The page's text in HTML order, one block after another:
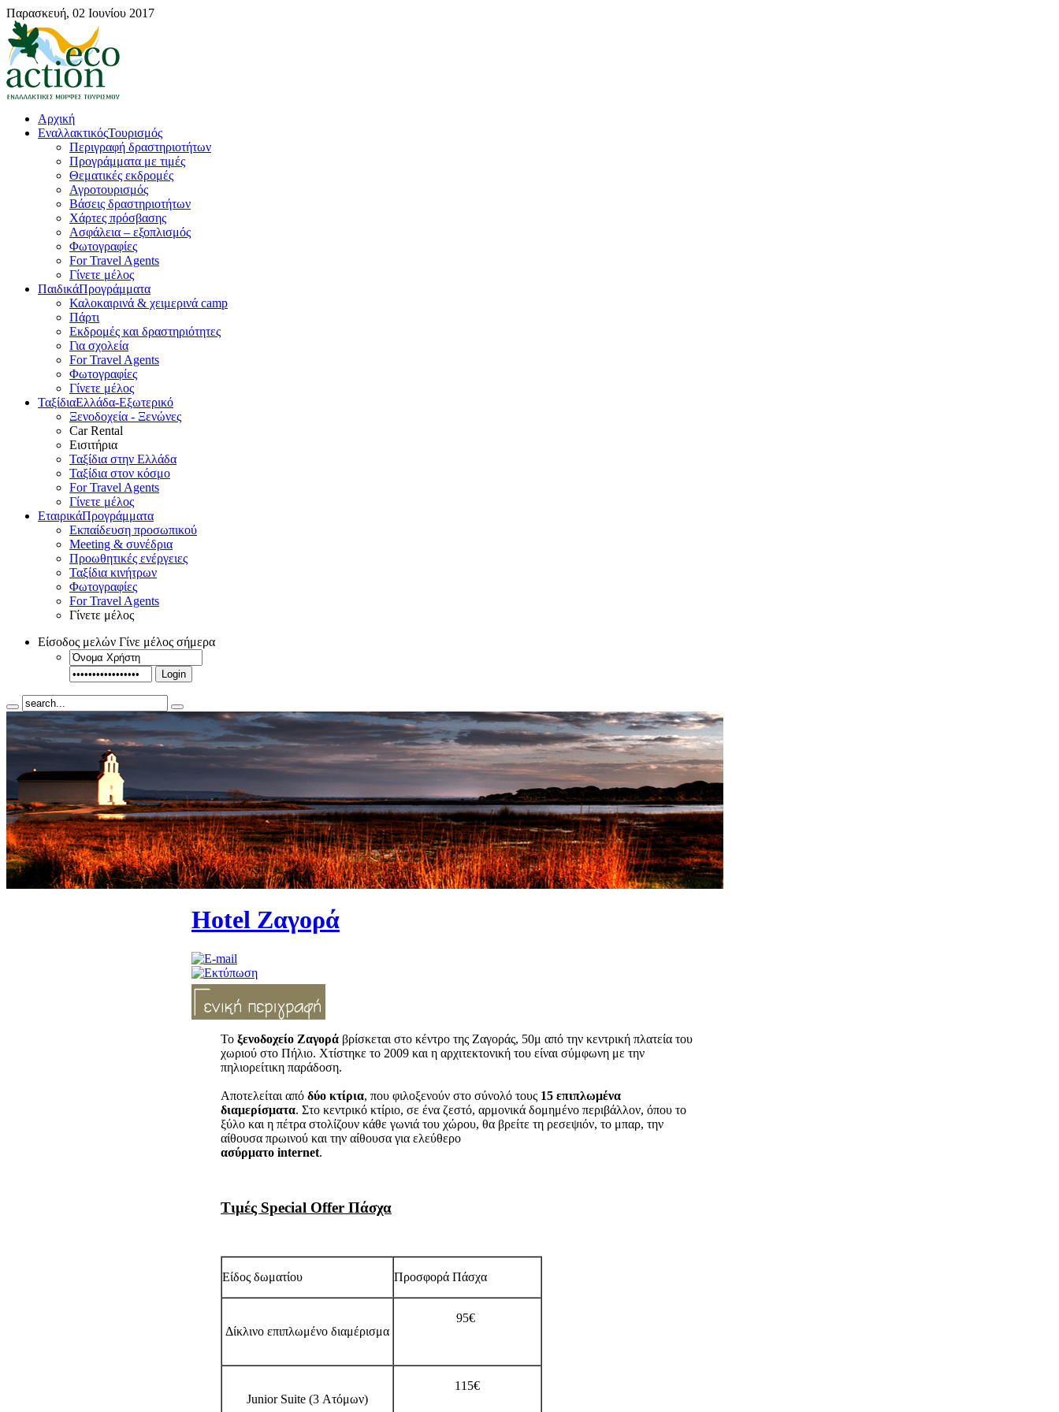
Παρασκευή, 02 Ιουνίου 2017
Αρχική
ΕναλλακτικόςΤουρισμός
Περιγραφή δραστηριοτήτων
Προγράμματα με τιμές
Θεματικές εκδρομές
Αγροτουρισμός
Βάσεις δραστηριοτήτων
Χάρτες πρόσβασης
Ασφάλεια – εξοπλισμός
Φωτογραφίες
For Travel Agents
Γίνετε μέλος
ΠαιδικάΠρογράμματα
Καλοκαιρινά & χειμερινά camp
Πάρτι
Εκδρομές και δραστηριότητες
Για σχολεία
For Travel Agents
Φωτογραφίες
Γίνετε μέλος
ΤαξίδιαΕλλάδα-Εξωτερικό
Ξενοδοχεία - Ξενώνες
Car Rental
Εισιτήρια
Ταξίδια στην Ελλάδα
Ταξίδια στον κόσμο
For Travel Agents
Γίνετε μέλος
ΕταιρικάΠρογράμματα
Εκπαίδευση προσωπικού
Meeting & συνέδρια
Προωθητικές ενέργειες
Ταξίδια κινήτρων
Φωτογραφίες
For Travel Agents
Γίνετε μέλος
Είσοδος μελών Γίνε μέλος σήμερα
Login
Hotel Ζαγορά
Το ξενοδοχείο Ζαγορά βρίσκεται στο κέντρο της Ζαγοράς, 50μ από την κεντρική πλατεία του
χωριού στο Πήλιο. Χτίστηκε το 2009 και η αρχιτεκτονική του είναι σύμφωνη με την
πηλιορείτικη παράδοση.
Αποτελείται από δύο κτίρια, που φιλοξενούν στο σύνολό τους 15 επιπλωμένα
διαμερίσματα. Στο κεντρικό κτίριο, σε ένα ζεστό, αρμονικά δομημένο περιβάλλον, όπου το
ξύλο και η πέτρα στολίζουν κάθε γωνιά του χώρου, θα βρείτε τη ρεσεψιόν, το μπαρ, την
αίθουσα πρωινού και την αίθουσα για ελεύθερο
ασύρματο internet.
Τιμές Special Offer Πάσχα
Είδος δωματίου Προσφορά Πάσχα
Δίκλινο επιπλωμένο διαμέρισμα
95€
Junior Suite (3 Ατόμων)
115€